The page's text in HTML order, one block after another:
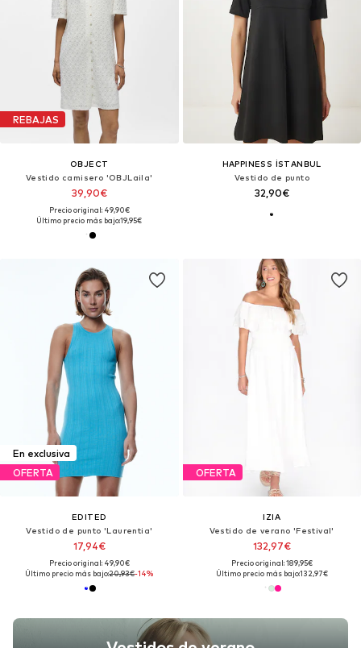
REBAJAS
OBJECT
Vestido camisero 'OBJLaila'
39,90€
Precio original: 49,90€
Último precio más bajo:19,95€
HAPPINESS İSTANBUL
Vestido de punto
32,90€
En exclusiva
OFERTA
EDITED
Vestido de punto 'Laurentia'
17,94€
Precio original: 49,90€
Último precio más bajo:20,93€-14%
OFERTA
IZIA
Vestido de verano 'Festival'
132,97€
Precio original: 189,95€
Último precio más bajo:132,97€